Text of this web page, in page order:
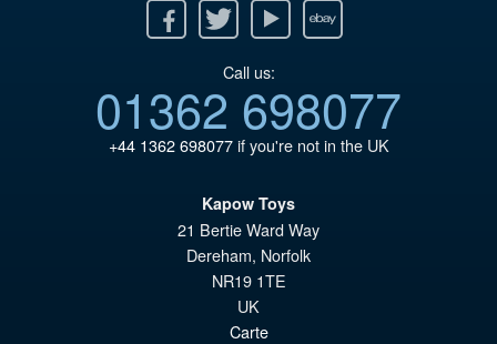
Twitter Youtube Ebay
Call us:
01362 698077
+44 1362 698077if you're not in the UK
Kapow Toys
21 Bertie Ward Way
Dereham, Norfolk
NR19 1TE
UK
Carte